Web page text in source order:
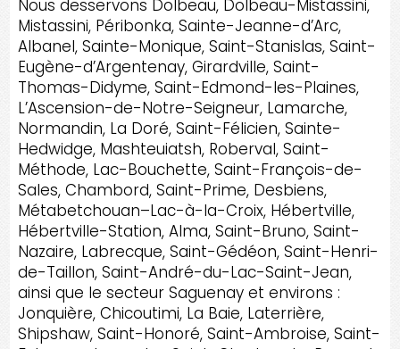
Nous desservons Dolbeau, Dolbeau-Mistassini,
Mistassini, Péribonka, Sainte-Jeanne-d’Arc,
Albanel, Sainte-Monique, Saint-Stanislas, Saint-
Eugène-d’Argentenay, Girardville, Saint-
Thomas-Didyme, Saint-Edmond-les-Plaines,
L’Ascension-de-Notre-Seigneur, Lamarche,
Normandin, La Doré, Saint-Félicien, Sainte-
Hedwidge, Mashteuiatsh, Roberval, Saint-
Méthode, Lac-Bouchette, Saint-François-de-
Sales, Chambord, Saint-Prime, Desbiens,
Métabetchouan–Lac-à-la-Croix, Hébertville,
Hébertville-Station, Alma, Saint-Bruno, Saint-
Nazaire, Labrecque, Saint-Gédéon, Saint-Henri-
de-Taillon, Saint-André-du-Lac-Saint-Jean,
ainsi que le secteur Saguenay et environs :
Jonquière, Chicoutimi, La Baie, Laterrière,
Shipshaw, Saint-Honoré, Saint-Ambroise, Saint-